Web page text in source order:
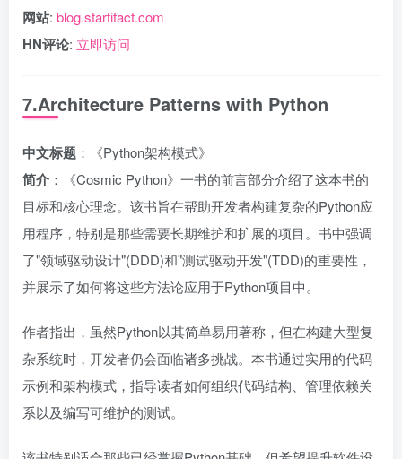
网站: blog.startifact.com
HN评论: 立即访问
7.Architecture Patterns with Python
中文标题 ：《Python架构模式》
简介 ：《Cosmic Python》一书的前言部分介绍了这本书的
目标和核心理念。该书旨在帮助开发者构建复杂的Python应
用程序，特别是那些需要长期维护和扩展的项目。书中强调
了"领域驱动设计"(DDD)和"测试驱动开发"(TDD)的重要性，
并展示了如何将这些方法论应用于Python项目中。
作者指出，虽然Python以其简单易用著称，但在构建大型复
杂系统时，开发者仍会面临诸多挑战。本书通过实用的代码
示例和架构模式，指导读者如何组织代码结构、管理依赖关
系以及编写可维护的测试。